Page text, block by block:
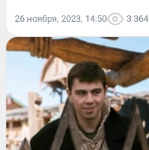
26 ноября, 2023, 14:50 3 364